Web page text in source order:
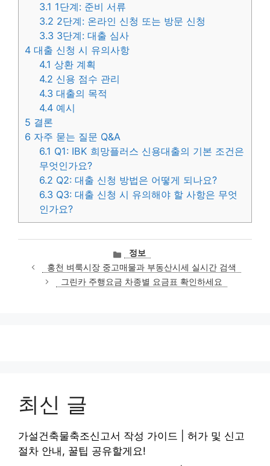
3.1 1단계: 준비 서류
3.2 2단계: 온라인 신청 또는 방문 신청
3.3 3단계: 대출 심사
4 대출 신청 시 유의사항
4.1 상환 계획
4.2 신용 점수 관리
4.3 대출의 목적
4.4 예시
5 결론
6 자주 묻는 질문 Q&A
6.1 Q1: IBK 희망플러스 신용대출의 기본 조건은
무엇인가요?
6.2 Q2: 대출 신청 방법은 어떻게 되나요?
6.3 Q3: 대출 신청 시 유의해야 할 사항은 무엇
인가요?
카
테
고
리
정보
홍천 벼룩시장 중고매물과 부동산시세 실시간 검색
그린카 주행요금 차종별 요금표 확인하세요
최신 글
가설건축물축조신고서 작성 가이드 | 허가 및 신고
절차 안내, 꿀팁 공유할게요!